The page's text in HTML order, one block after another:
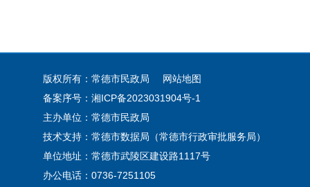
版权所有：常德市民政局
网站地图
备案序号： 湘ICP备2023031904号-1
主办单位：常德市民政局
技术支持：常德市数据局（常德市行政审批服务局）
单位地址：常德市武陵区建设路1117号
办公电话：0736-7251105